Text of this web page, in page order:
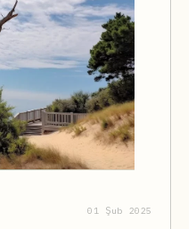
01 Şub 2025